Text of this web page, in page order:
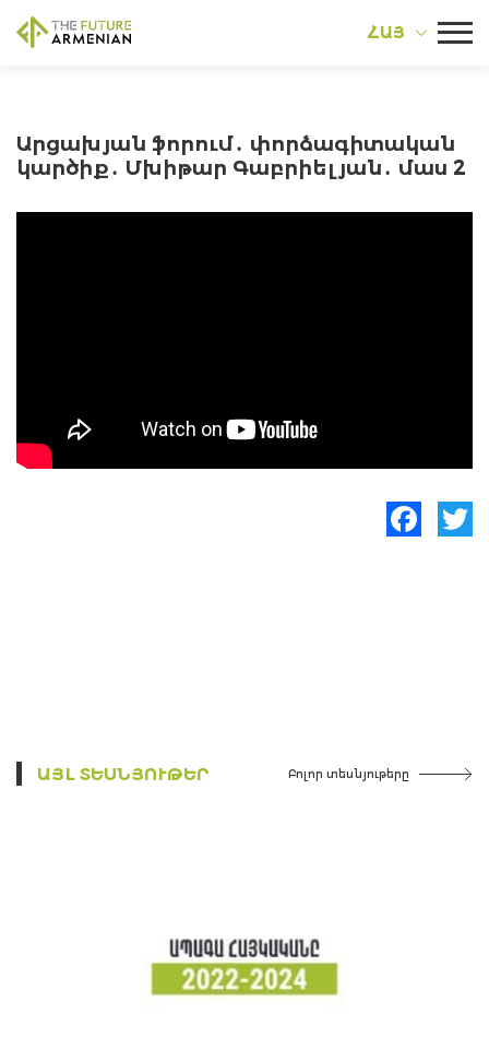
ՀԱՅ
Արցախյան ֆորում․ փորձագիտական
կարծիք․ Մխիթար Գաբրիելյան․ մաս 2
ԱՅԼ ՏԵՍՆՅՈՒԹԵՐ Բոլոր տեսնյութերը